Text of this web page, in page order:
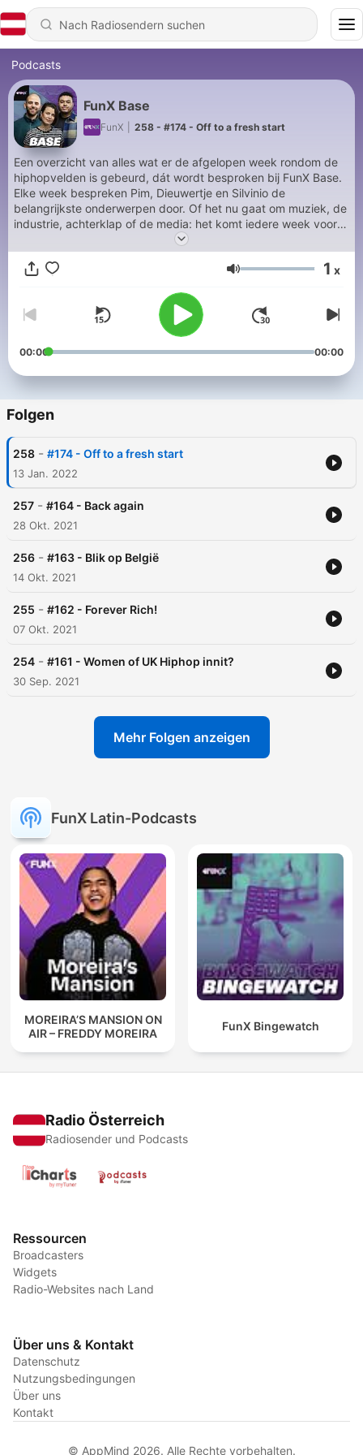
Podcasts
FunX Base
FunX 258 - #174 - Off to a fresh start
Een overzicht van alles wat er de afgelopen week rondom de
hiphopvelden is gebeurd, dát wordt besproken bij FunX Base.
Elke week bespreken Pim, Dieuwertje en Silvinio de
belangrijkste onderwerpen door. Of het nu gaat om muziek, de
industrie, achterklap of de media: het komt iedere week voorbij
Lautstärke 1 x
00:00 00:00
Folgen
258 - #174 - Off to a fresh start
13 Jan. 2022
257 - #164 - Back again
28 Okt. 2021
256 - #163 - Blik op België
14 Okt. 2021
255 - #162 - Forever Rich!
07 Okt. 2021
254 - #161 - Women of UK Hiphop innit?
30 Sep. 2021
Mehr Folgen anzeigen
FunX Latin-Podcasts
MOREIRA’S MANSION ON
AIR – FREDDY MOREIRA
FunX Bingewatch
Radio Österreich
Radiosender und Podcasts
Ressourcen
Broadcasters
Widgets
Radio-Websites nach Land
Über uns & Kontakt
Datenschutz
Nutzungsbedingungen
Über uns
Kontakt
© AppMind 2026. Alle Rechte vorbehalten.